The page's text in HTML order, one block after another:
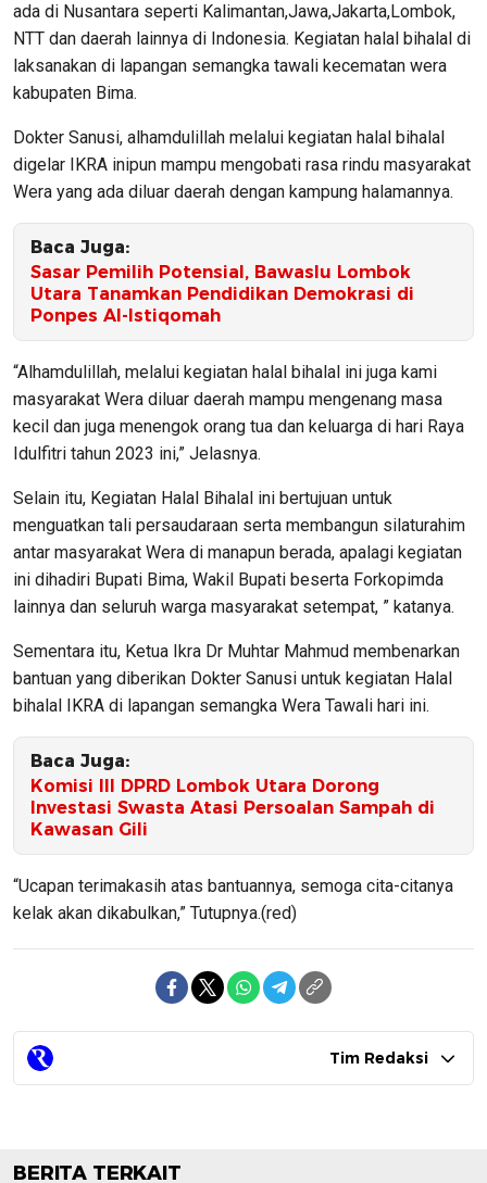
ada di Nusantara seperti Kalimantan,Jawa,Jakarta,Lombok,
NTT dan daerah lainnya di Indonesia. Kegiatan halal bihalal di
laksanakan di lapangan semangka tawali kecematan wera
kabupaten Bima.
Dokter Sanusi, alhamdulillah melalui kegiatan halal bihalal
digelar IKRA inipun mampu mengobati rasa rindu masyarakat
Wera yang ada diluar daerah dengan kampung halamannya.
Baca Juga:
Sasar Pemilih Potensial, Bawaslu Lombok
Utara Tanamkan Pendidikan Demokrasi di
Ponpes Al-Istiqomah
“Alhamdulillah, melalui kegiatan halal bihalal ini juga kami
masyarakat Wera diluar daerah mampu mengenang masa
kecil dan juga menengok orang tua dan keluarga di hari Raya
Idulfitri tahun 2023 ini,” Jelasnya.
Selain itu, Kegiatan Halal Bihalal ini bertujuan untuk
menguatkan tali persaudaraan serta membangun silaturahim
antar masyarakat Wera di manapun berada, apalagi kegiatan
ini dihadiri Bupati Bima, Wakil Bupati beserta Forkopimda
lainnya dan seluruh warga masyarakat setempat, ” katanya.
Sementara itu, Ketua Ikra Dr Muhtar Mahmud membenarkan
bantuan yang diberikan Dokter Sanusi untuk kegiatan Halal
bihalal IKRA di lapangan semangka Wera Tawali hari ini.
Baca Juga:
Komisi III DPRD Lombok Utara Dorong
Investasi Swasta Atasi Persoalan Sampah di
Kawasan Gili
“Ucapan terimakasih atas bantuannya, semoga cita-citanya
kelak akan dikabulkan,” Tutupnya.(red)
Tim Redaksi
BERITA TERKAIT